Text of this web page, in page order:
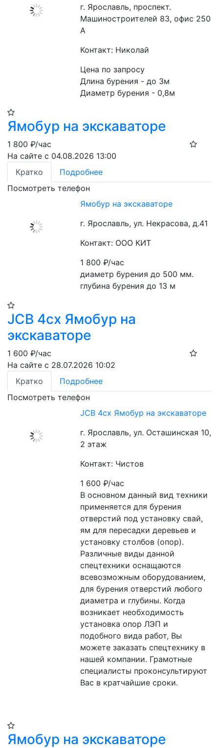
г. Ярославль, проспект.
Машиностроителей 83, офис 250
А
Контакт: Николай
Цена по запросу
Длина бурения - до 3м
Диаметр бурения - 0,8м
Ямобур на экскаваторе
1 800 ₽/час
На сайте с 04.08.2026 13:00
Кратко
Подробнее
Посмотреть телефон
Ямобур на экскаваторе
г. Ярославль, ул. Некрасова, д.41
Контакт: ООО КИТ
1 800₽/час
диаметр бурения до 500 мм.
глубина бурения до 13 м
JCB 4cx Ямобур на
экскаваторе
1 600 ₽/час
На сайте с 28.07.2026 10:02
Кратко
Подробнее
Посмотреть телефон
JCB 4cx Ямобур на экскаваторе
г. Ярославль, ул. Осташинская 10,
2 этаж
Контакт: Чистов
1 600₽/час
В основном данный вид техники
применяется для бурения
отверстий под установку свай,
ям для пересадки деревьев и
установку столбов (опор).
Различные виды данной
спецтехники оснащаются
всевозможным оборудованием,
для бурения отверстий любого
диаметра и глубины. Когда
возникает необходимость
установка опор ЛЭП и
подобного вида работ, Вы
можете заказать спецтехнику в
нашей компании. Грамотные
специалисты проконсультируют
Вас в кратчайшие сроки.
Ямобур на экскаваторе